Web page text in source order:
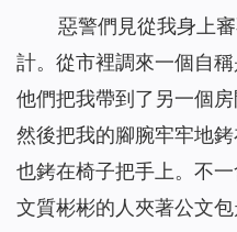
惡警們見從我身上
計。從市裡調來一個自
他們把我帶到了另一個
然後把我的腳腕牢牢地
也銬在椅子把手上。不
文質彬彬的人夾著公文